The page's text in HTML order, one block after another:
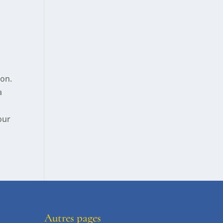
Autres pages